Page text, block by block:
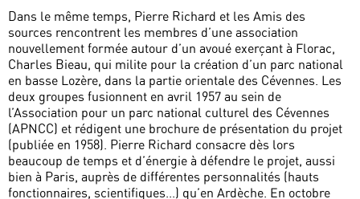
Dans le même temps, Pierre Richard et les Amis des
sources rencontrent les membres d’une association
nouvellement formée autour d’un avoué exerçant à Florac,
Charles Bieau, qui milite pour la création d’un parc national
en basse Lozère, dans la partie orientale des Cévennes. Les
deux groupes fusionnent en avril 1957 au sein de
l’Association pour un parc national culturel des Cévennes
(APNCC) et rédigent une brochure de présentation du projet
(publiée en 1958). Pierre Richard consacre dès lors
beaucoup de temps et d’énergie à défendre le projet, aussi
bien à Paris, auprès de différentes personnalités (hauts
fonctionnaires, scientifiques...) qu’en Ardèche. En octobre